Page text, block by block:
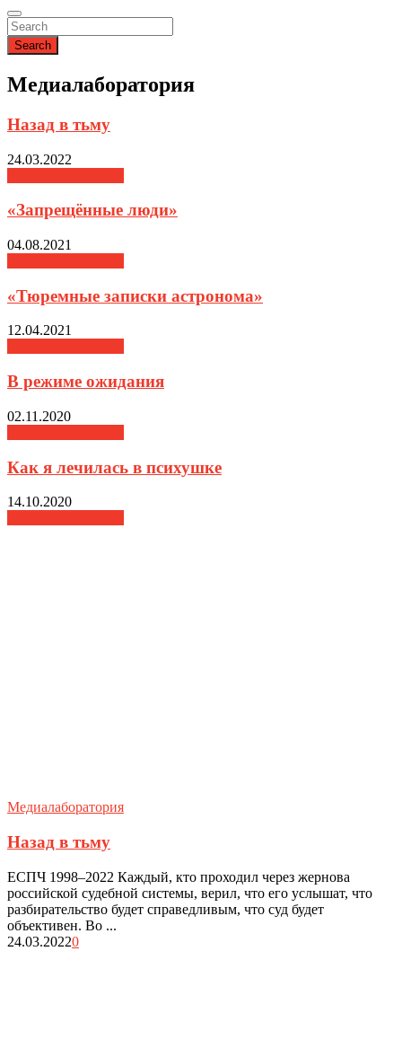
Search
Медиалаборатория
Назад в тьму
24.03.2022
«Запрещённые люди»
04.08.2021
«Тюремные записки астронома»
12.04.2021
В режиме ожидания
02.11.2020
Как я лечилась в психушке
14.10.2020
Медиалаборатория
Назад в тьму
ЕСПЧ 1998–2022 Каждый, кто проходил через жернова
российской судебной системы, верил, что его услышат, что
разбирательство будет справедливым, что суд будет
объективен. Во ...
24.03.20220